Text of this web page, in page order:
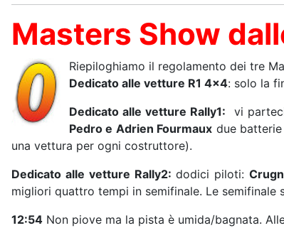
Masters Show
Riepiloghiamo il regolamento dei tre
Dedicato alle vetture R1 4x4: solo la
Dedicato alle vetture Rally1: vi
Pedro e Adrien Fourmaux due
una vettura per ogni costruttore).
Dedicato alle vetture Rally2: dodici piloti:
migliori quattro tempi in semifinale. Le
12:54 Non piove ma la pista è umida/bagnata.